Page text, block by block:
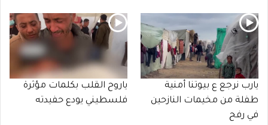
يارب نرجع ع بيوتنا أمنية
طفلة من مخيمات النازحين
في رفح
ياروح القلب بكلمات مؤثرة
فلسطيني يودع حفيدته